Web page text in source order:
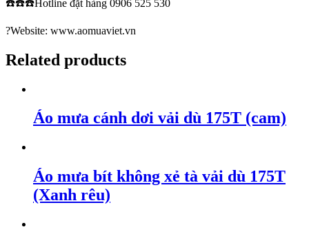
☎️☎️☎️Hotline đặt hàng 0906 525 530
?Website: www.aomuaviet.vn
Related products
Áo mưa cánh dơi vải dù 175T (cam)
Áo mưa bít không xẻ tà vải dù 175T
(Xanh rêu)